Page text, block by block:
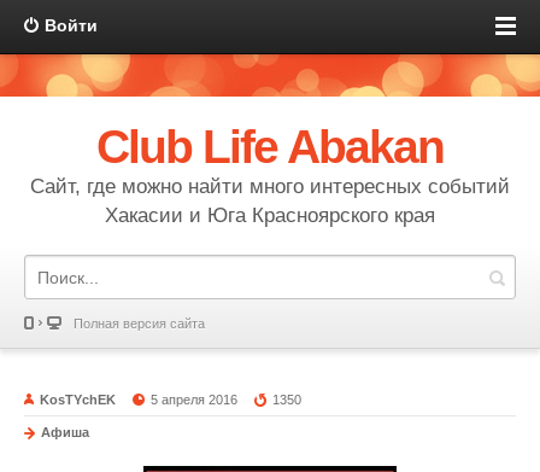
Войти
Club Life Abakan
Сайт, где можно найти много интересных событий
Хакасии и Юга Красноярского края
Полная версия сайта
KosTYchEK 5 апреля 2016 1350
Афиша